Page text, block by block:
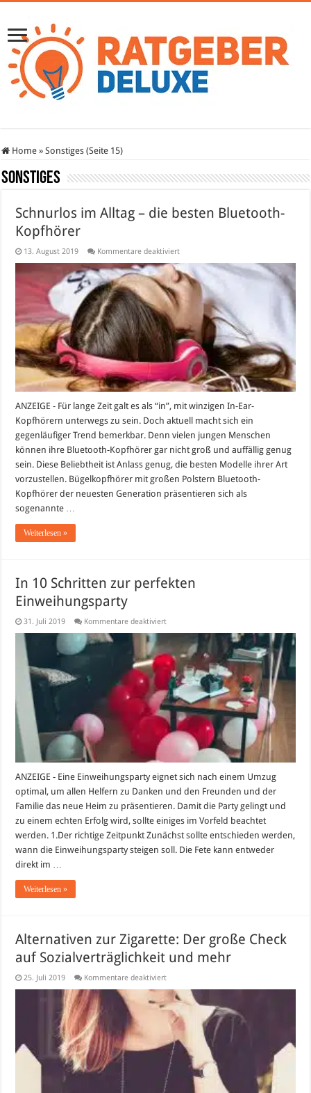
Home » Sonstiges (Seite 15)
Sonstiges
Schnurlos im Alltag – die besten Bluetooth-
Kopfhörer
13. August 2019 Kommentare deaktiviertfür
im
Alltag
–
die
besten
Bluetooth-
Kopfhörer
ANZEIGE - Für lange Zeit galt es als “in”, mit winzigen In-Ear-
Kopfhörern unterwegs zu sein. Doch aktuell macht sich ein
gegenläufiger Trend bemerkbar. Denn vielen jungen Menschen
können ihre Bluetooth-Kopfhörer gar nicht groß und auffällig genug
sein. Diese Beliebtheit ist Anlass genug, die besten Modelle ihrer Art
vorzustellen. Bügelkopfhörer mit großen Polstern Bluetooth-
Kopfhörer der neuesten Generation präsentieren sich als
sogenannte …
Weiterlesen »
In 10 Schritten zur perfekten
Einweihungsparty
31. Juli 2019 Kommentare deaktiviertfür
Schritten
zur
perfekten
Einweihungsparty
ANZEIGE - Eine Einweihungsparty eignet sich nach einem Umzug
optimal, um allen Helfern zu Danken und den Freunden und der
Familie das neue Heim zu präsentieren. Damit die Party gelingt und
zu einem echten Erfolg wird, sollte einiges im Vorfeld beachtet
werden. 1.Der richtige Zeitpunkt Zunächst sollte entschieden werden,
wann die Einweihungsparty steigen soll. Die Fete kann entweder
direkt im …
Weiterlesen »
Alternativen zur Zigarette: Der große Check
auf Sozialverträglichkeit und mehr
25. Juli 2019 Kommentare deaktiviertfür
zur
Zigarette:
Der
große
Check
auf
Sozialverträglichkeit
und
mehr